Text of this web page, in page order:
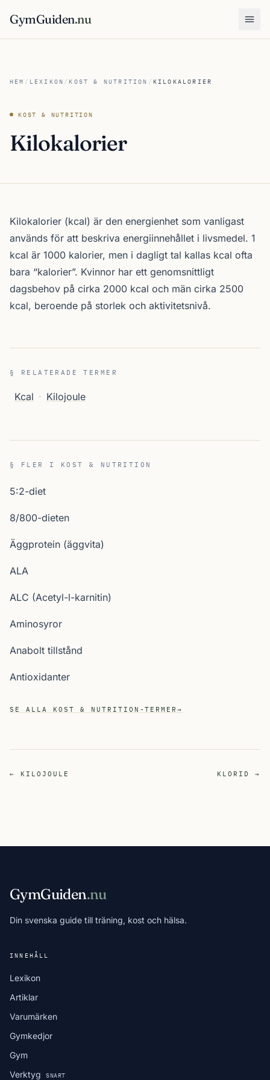
GymGuiden.nu
HEM / LEXIKON /KOST & NUTRITION / KILOKALORIER
KOST & NUTRITION
Kilokalorier
Kilokalorier (kcal) är den energienhet som vanligast
används för att beskriva energiinnehållet i livsmedel. 1
kcal är 1000 kalorier, men i dagligt tal kallas kcal ofta
bara “kalorier”. Kvinnor har ett genomsnittligt
dagsbehov på cirka 2000 kcal och män cirka 2500
kcal, beroende på storlek och aktivitetsnivå.
§ RELATERADE TERMER
Kcal · Kilojoule
§ FLER I KOST & NUTRITION
5:2-diet
8/800-dieten
Äggprotein (äggvita)
ALA
ALC (Acetyl-l-karnitin)
Aminosyror
Anabolt tillstånd
Antioxidanter
SE ALLA KOST & NUTRITION-TERMER→
← KILOJOULE KLORID →
GymGuiden.nu
Din svenska guide till träning, kost och hälsa.
INNEHÅLL
Lexikon
Artiklar
Varumärken
Gymkedjor
Gym
Verktyg
SNART